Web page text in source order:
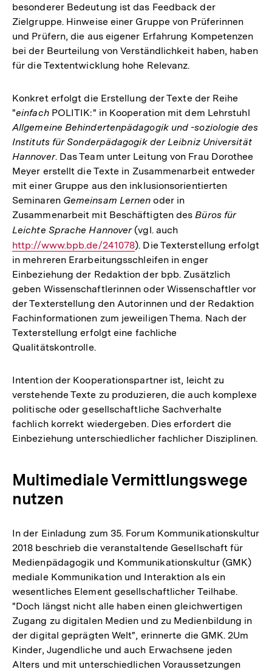
besonderer Bedeutung ist das Feedback der
Zielgruppe. Hinweise einer Gruppe von Prüferinnen
und Prüfern, die aus eigener Erfahrung Kompetenzen
bei der Beurteilung von Verständlichkeit haben, haben
für die Textentwicklung hohe Relevanz.
Konkret erfolgt die Erstellung der Texte der Reihe
"einfachPOLITIK:" in Kooperation mit dem Lehrstuhl
Allgemeine Behindertenpädagogik und -soziologie des
Instituts für Sonderpädagogik der Leibniz Universität
Hannover. Das Team unter Leitung von Frau Dorothee
Meyer erstellt die Texte in Zusammenarbeit entweder
mit einer Gruppe aus den inklusionsorientierten
Seminaren Gemeinsam Lernen oder in
Zusammenarbeit mit Beschäftigten des Büros für
Leichte Sprache Hannover(vgl. auch
Link:
http://www.bpb.de/241078). Die Texterstellung erfolgt
in mehreren Erarbeitungsschleifen in enger
Einbeziehung der Redaktion der bpb. Zusätzlich
geben Wissenschaftlerinnen oder Wissenschaftler vor
der Texterstellung den Autorinnen und der Redaktion
Fachinformationen zum jeweiligen Thema. Nach der
Texterstellung erfolgt eine fachliche
Qualitätskontrolle.
Intention der Kooperationspartner ist, leicht zu
verstehende Texte zu produzieren, die auch komplexe
politische oder gesellschaftliche Sachverhalte
fachlich korrekt wiedergeben. Dies erfordert die
Einbeziehung unterschiedlicher fachlicher Disziplinen.
Multimediale Vermittlungswege
nutzen
In der Einladung zum 35. Forum Kommunikationskultur
2018 beschrieb die veranstaltende Gesellschaft für
Medienpädagogik und Kommunikationskultur (GMK)
mediale Kommunikation und Interaktion als ein
wesentliches Element gesellschaftlicher Teilhabe.
"Doch längst nicht alle haben einen gleichwertigen
Zugang zu digitalen Medien und zu Medienbildung in
der digital geprägten Welt", erinnerte die GMK. 2Um
Kinder, Jugendliche und auch Erwachsene jeden
Alters und mit unterschiedlichen Voraussetzungen